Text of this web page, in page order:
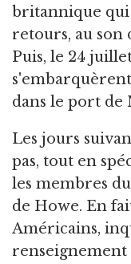
britannique qui
retours, au son
Puis, le 24
dans le port de
Les jours
pas, tout en
les membres
de Howe. En
Américains,
renseignement